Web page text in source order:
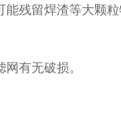
残留焊渣等大颗粒
有无破损。